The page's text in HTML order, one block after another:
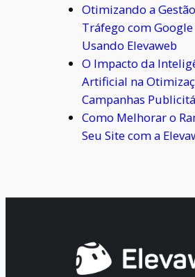
Otimizando a
Tráfego com Google
Usando Elevaweb
O Impacto da
Artificial na
Campanhas
Como Melhorar o
Seu Site com a